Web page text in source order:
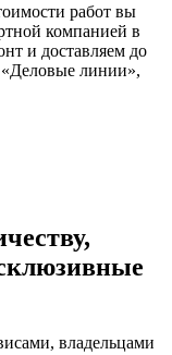
работ вы
компанией в
и доставляем до
линии»,
владельцами